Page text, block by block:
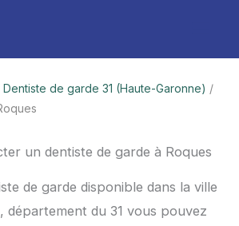
Dentiste de garde 31 (Haute-Garonne) /
un dentiste de garde à Roques
de garde disponible dans la ville
département du 31 vous pouvez